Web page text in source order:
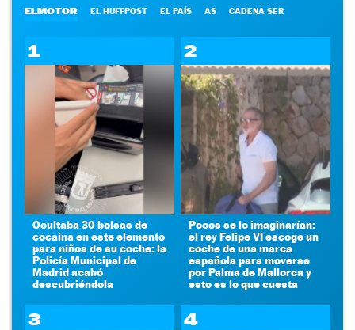
ELMOTOR EL HUFFPOST EL PAÍS AS CADENA SER
1
Ocultaba 30 bolsas de
cocaína en este elemento
para niños de su coche: la
Policía Municipal de
Madrid acabó
descubriéndola
2
Pocos se lo imaginarían:
el rey Felipe VI escoge un
coche de una marca
española para moverse
por Palma de Mallorca y
esto es lo que cuesta
3 4